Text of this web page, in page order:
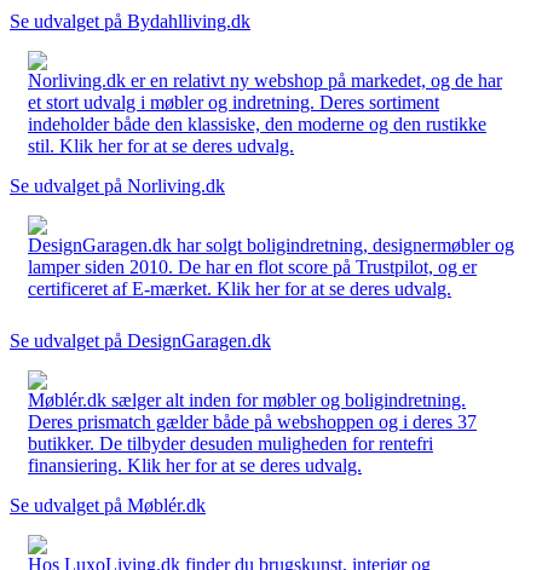
Se udvalget på Bydahlliving.dk
Norliving.dk er en relativt ny webshop på markedet, og de har
et stort udvalg i møbler og indretning. Deres sortiment
indeholder både den klassiske, den moderne og den rustikke
stil. Klik her for at se deres udvalg.
Se udvalget på Norliving.dk
DesignGaragen.dk har solgt boligindretning, designermøbler og
lamper siden 2010. De har en flot score på Trustpilot, og er
certificeret af E-mærket. Klik her for at se deres udvalg.
Se udvalget på DesignGaragen.dk
Møblér.dk sælger alt inden for møbler og boligindretning.
Deres prismatch gælder både på webshoppen og i deres 37
butikker. De tilbyder desuden muligheden for rentefri
finansiering. Klik her for at se deres udvalg.
Se udvalget på Møblér.dk
Hos LuxoLiving.dk finder du brugskunst, interiør og